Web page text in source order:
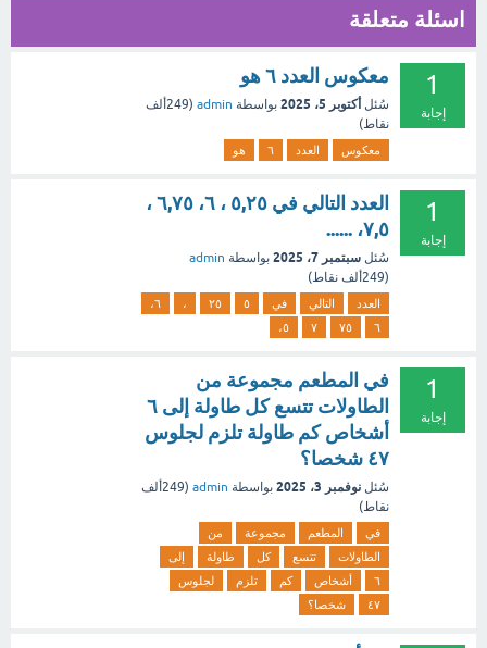
اسئلة متعلقة
1
إجابة
معكوس العدد ٦ هو
سُئل أكتوبر 5، 2025 بواسطة admin
(249ألف
نقاط)
معكوس العدد ٦ هو
1
إجابة
العدد التالي في ٥,٢٥ ، ٦، ٦,٧٥ ،
٧,٥، ......
سُئل سبتمبر 7، 2025 بواسطة admin
(249ألف نقاط)
العدد التالي في ٥ ٢٥ ،
٦،
٦
٧٥ ٧ ٥،
1
إجابة
في المطعم مجموعة من
الطاولات تتسع كل طاولة إلى ٦
أشخاص كم طاولة تلزم لجلوس
٤٧ شخصا؟
سُئل نوفمبر 3، 2025 بواسطة admin
(249ألف
نقاط)
في المطعم مجموعة
من
الطاولات
تتسع كل طاولة
إلى
٦
أشخاص كم تلزم
لجلوس
٤٧
شخصا؟